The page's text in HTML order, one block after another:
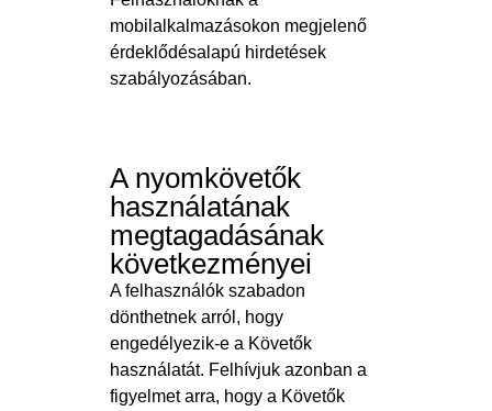
mobilalkalmazásokon megjelenő
érdeklődésalapú hirdetések
szabályozásában.
A nyomkövetők
használatának
megtagadásának
következményei
A felhasználók szabadon
dönthetnek arról, hogy
engedélyezik-e a Követők
használatát. Felhívjuk azonban a
figyelmet arra, hogy a Követők